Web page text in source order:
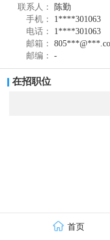
法和探头设计，
盖中国，美国，
室和临床实测数
明显优于目前市
各大公司和专家们
断拓展和技术水
范围正在逐步扩大
联系人：
陈勤
手机：
1****301063
电话：
1****301063
邮箱：
邮编：
-
在招职位
首页